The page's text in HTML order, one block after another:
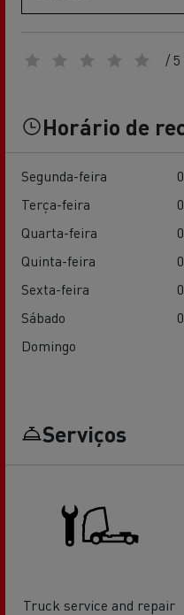
/ 5
Horário de
Segunda-feira
Terça-feira
Quarta-feira
Quinta-feira
Sexta-feira
Sábado
Domingo
Serviços
Truck service and repair